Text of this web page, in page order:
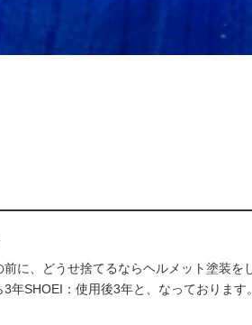
に、どうせ捨てるならヘルメット塗装を
SHOEI：使用後3年と、なっております